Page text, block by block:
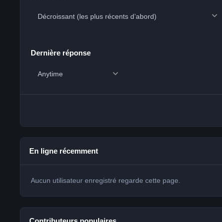
Dernière réponse
En ligne récemment
Aucun utilisateur enregistré regarde cette page.